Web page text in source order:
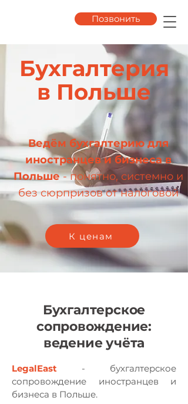
Позвонить
К ценам
Бухгалтерия
в Польше
Ведём бухгалтерию для
иностранцев и бизнеса в
Польше- понятно, системно и
без сюрпризов от налоговой
К ценам
Бухгалтерское
сопровождение:
ведение учёта
LegalEast - бухгалтерское
сопровождение иностранцев и
бизнеса в Польше.